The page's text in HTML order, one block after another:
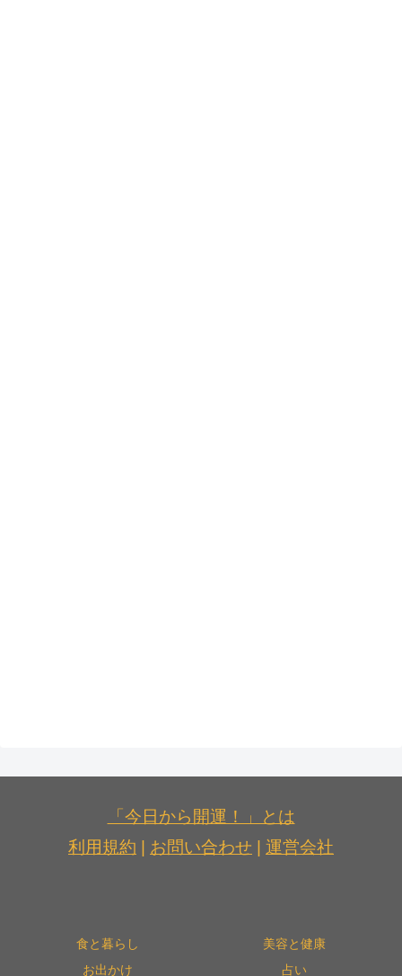
「今日から開運！」とは
利用規約 | お問い合わせ | 運営会社
食と暮らし
美容と健康
お出かけ
占い